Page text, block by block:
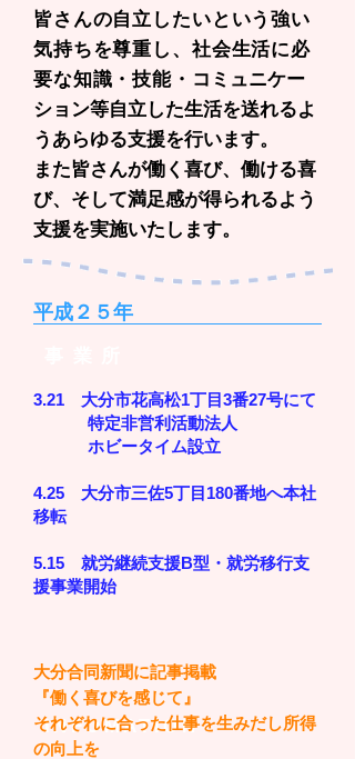
皆さんの自立したいという強い
気持ちを尊重し、社会生活に必
要な知識・技能・ コミュニケー
ション等自立した生活を送れるよ
うあらゆる支援を行います。
また皆さんが働く喜び、働ける喜
び、そして満足感が得られるよう
支援を実施いたします。
平成２５年
​INFOMATION
3.21 大分市花高松1丁目3番27号にて
特定非営利活動法人
ホビータイム設立
4.25 大分市三佐5丁目180番地へ本社
移転
5.15 就労継続支援B型・就労移行支
援事業開始
大分合同新聞に記事掲載
『働く喜びを感じて』
それぞれに合った仕事を生みだし所得
の向上を